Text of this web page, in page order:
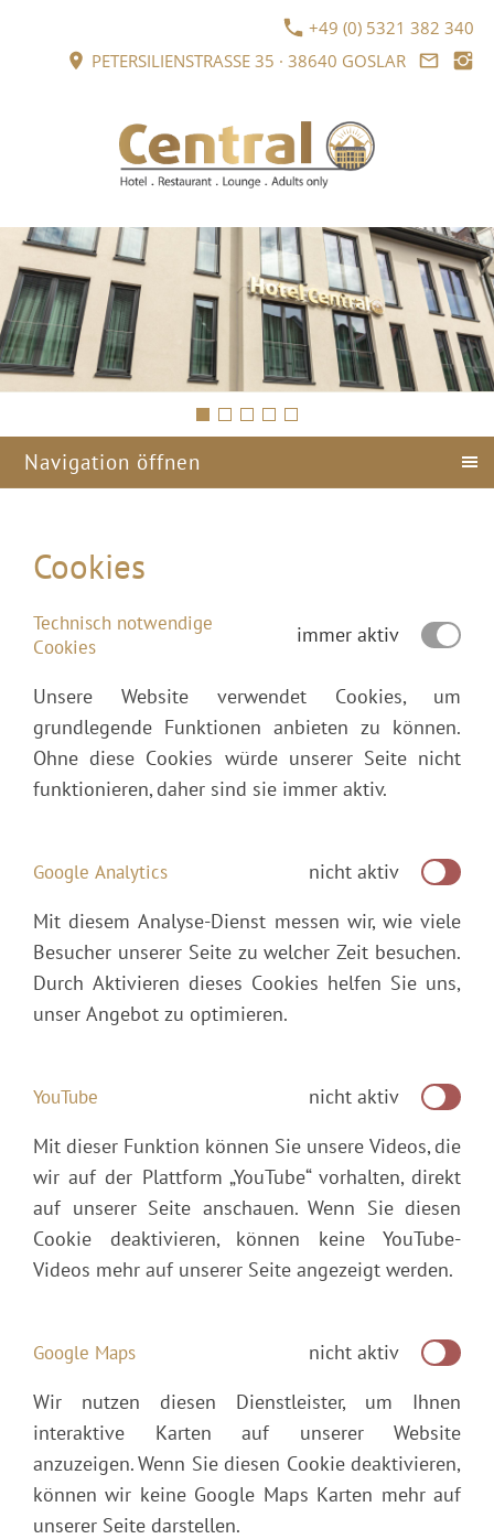
+49 (0) 5321 382 340
PETERSILIENSTRASSE 35 · 38640 GOSLAR
Navigation öffnen
Cookies
Technisch notwendige
Cookies
immer aktiv
Unsere Website verwendet Cookies, um
grundlegende Funktionen anbieten zu können.
Ohne diese Cookies würde unserer Seite nicht
funktionieren, daher sind sie immer aktiv.
Google Analytics
nicht aktiv
Mit diesem Analyse-Dienst messen wir, wie viele
Besucher unserer Seite zu welcher Zeit besuchen.
Durch Aktivieren dieses Cookies helfen Sie uns,
unser Angebot zu optimieren.
YouTube
nicht aktiv
Mit dieser Funktion können Sie unsere Videos, die
wir auf der Plattform „YouTube“ vorhalten, direkt
auf unserer Seite anschauen. Wenn Sie diesen
Cookie deaktivieren, können keine YouTube-
Videos mehr auf unserer Seite angezeigt werden.
Google Maps
nicht aktiv
Wir nutzen diesen Dienstleister, um Ihnen
interaktive Karten auf unserer Website
anzuzeigen. Wenn Sie diesen Cookie deaktivieren,
können wir keine Google Maps Karten mehr auf
unserer Seite darstellen.